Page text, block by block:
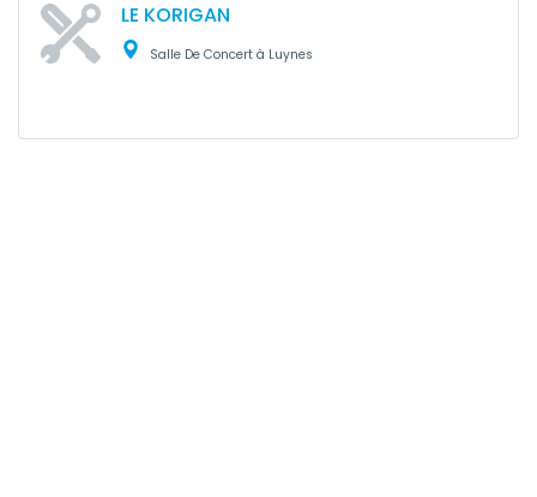
LE KORIGAN
Salle De Concert à Luynes